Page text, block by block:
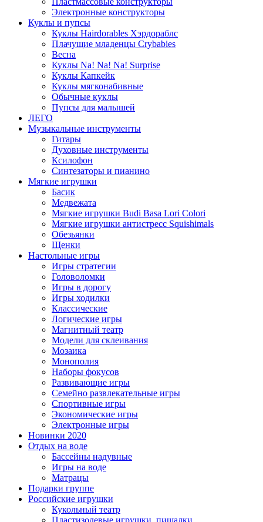
Электронные конструкторы
Куклы и пупсы
Куклы Hairdorables Хэрдораблс
Плачущие младенцы Crybabies
Весна
Куклы Na! Na! Na! Surprise
Куклы Капкейк
Куклы мягконабивные
Обычные куклы
Пупсы для малышей
ЛЕГО
Музыкальные инструменты
Гитары
Духовные инструменты
Ксилофон
Синтезаторы и пианино
Мягкие игрушки
Басик
Медвежата
Мягкие игрушки Budi Basa Lori Colori
Мягкие игрушки антистресс Squishimals
Обезьянки
Щенки
Настольные игры
Игры стратегии
Головоломки
Игры в дорогу
Игры ходилки
Классические
Логические игры
Магнитный театр
Модели для склеивания
Мозаика
Монополия
Наборы фокусов
Развивающие игры
Семейно развлекательные игры
Спортивные игры
Экономические игры
Электронные игры
Новинки 2020
Отдых на воде
Бассейны надувные
Игры на воде
Матрацы
Подарки группе
Российские игрушки
Кукольный театр
Пластизолевые игрушки, пищалки.